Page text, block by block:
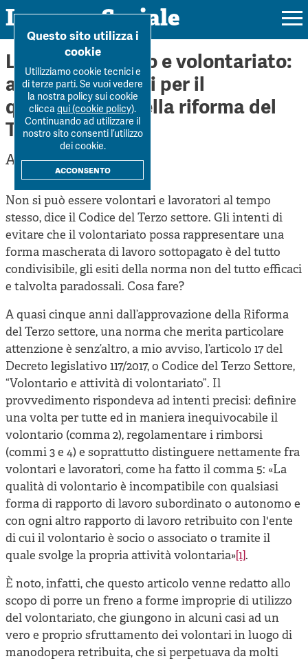
Impresa Sociale
Rivista
Ultimo numero
La Rivista
Submission
Colophon
Autori
Archivio
Argomenti
Forum
Forum
Tutti gli articoli
Autori
Argomenti
Dossier
Tutti i dossier
Workshop Impresa Sociale 2021
Impresa sociale, reciprocità e sostenibilità
Innovazione sociale
Cooperative di comunità
Impresa sociale e democrazia
Acini di fuoco - Dossier Mezzogiorno
Valutazione e dintorni
Chi siamo
Contatti
Sostienici
Home Lavoro retribuito e volontariato: alc...
Lavoro retribuito e volontariato:
alcune riflessioni per il
quinquennale della riforma del
Terzo Settore
Alessandro Fabbri
Non si può essere volontari e lavoratori al tempo
stesso, dice il Codice del Terzo settore. Gli intenti di
evitare che il volontariato possa rappresentare una
forma mascherata di lavoro sottopagato è del tutto
condivisibile, gli esiti della norma non del tutto efficaci
e talvolta paradossali. Cosa fare?
A quasi cinque anni dall’approvazione della Riforma
del Terzo settore, una norma che merita particolare
attenzione è senz’altro, a mio avviso, l’articolo 17 del
Decreto legislativo 117/2017, o Codice del Terzo Settore,
“Volontario e attività di volontariato”. Il
provvedimento rispondeva ad intenti precisi: definire
una volta per tutte ed in maniera inequivocabile il
volontario (comma 2), regolamentare i rimborsi
(commi 3 e 4) e soprattutto distinguere nettamente fra
volontari e lavoratori, come ha fatto il comma 5: «La
qualità di volontario è incompatibile con qualsiasi
forma di rapporto di lavoro subordinato o autonomo e
con ogni altro rapporto di lavoro retribuito con l'ente
di cui il volontario è socio o associato o tramite il
quale svolge la propria attività volontaria»[1].
È noto, infatti, che questo articolo venne redatto allo
scopo di porre un freno a forme improprie di utilizzo
del volontariato, che giungono in alcuni casi ad un
vero e proprio sfruttamento dei volontari in luogo di
manodopera retribuita, che si perpetuava da molti
Questo sito utilizza i
cookie
Utilizziamo cookie tecnici e
di terze parti. Se vuoi vedere
la nostra policy sui cookie
cliccaqui (cookie policy).
Continuando ad utilizzare il
nostro sito consenti l’utilizzo
dei cookie.
acconsento